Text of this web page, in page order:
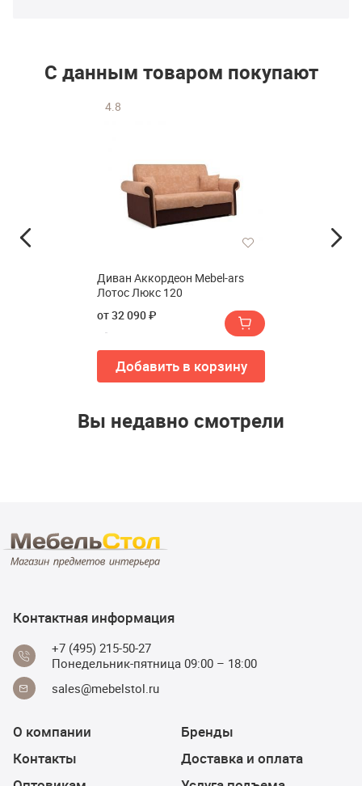
С данным товаром покупают
4.8
Диван Аккордеон Mebel-ars
Лотос Люкс 120
от 32 090 ₽
Добавить в корзину
Вы недавно смотрели
Контактная информация
+7 (495) 215-50-27
Понедельник-пятница 09:00 – 18:00
sales@mebelstol.ru
О компании
Контакты
Бренды
Доставка и оплата